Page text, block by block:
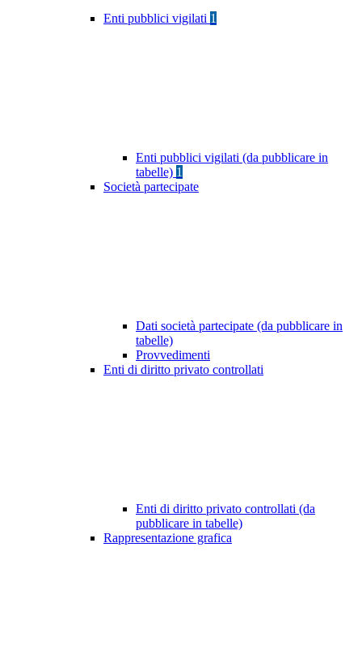
Enti pubblici vigilati 1
Enti pubblici vigilati (da pubblicare in
tabelle) 1
Società partecipate
Dati società partecipate (da pubblicare in
tabelle)
Provvedimenti
Enti di diritto privato controllati
Enti di diritto privato controllati (da
pubblicare in tabelle)
Rappresentazione grafica